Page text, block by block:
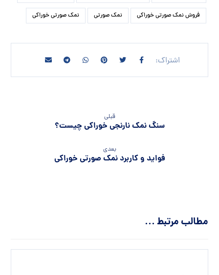
فروش نمک صورتی خوراکی نمک صورتی نمک صورتی خوراکی
قبلی
سنگ نمک نارنجی خوراکی چیست؟
بعدی
فواید و کاربرد نمک صورتی خوراکی
مطالب مرتبط ...